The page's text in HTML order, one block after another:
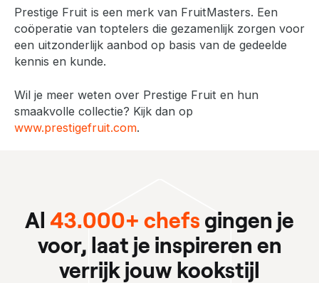
Prestige Fruit is een merk van FruitMasters. Een
coöperatie van toptelers die gezamenlijk zorgen voor
een uitzonderlijk aanbod op basis van de gedeelde
kennis en kunde.
Wil je meer weten over Prestige Fruit en hun
smaakvolle collectie? Kijk dan op
www.prestigefruit.com.
Al 43.000+ chefs gingen je
voor, laat je inspireren en
verrijk jouw kookstijl